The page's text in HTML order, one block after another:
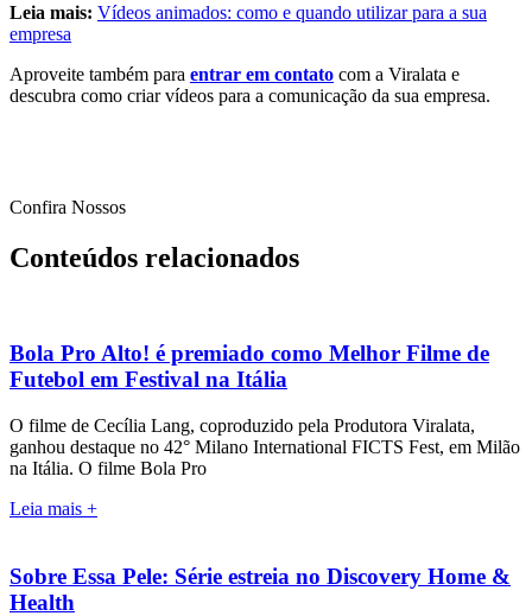
Leia mais: Vídeos animados: como e quando utilizar para a sua
empresa
Aproveite também para entrar em contato com a Viralata e
descubra como criar vídeos para a comunicação da sua empresa.
Confira Nossos
Conteúdos relacionados
Bola Pro Alto! é premiado como Melhor Filme de
Futebol em Festival na Itália
O filme de Cecília Lang, coproduzido pela Produtora Viralata,
ganhou destaque no 42° Milano International FICTS Fest, em Milão
na Itália. O filme Bola Pro
Leia mais +
Sobre Essa Pele: Série estreia no Discovery Home &
Health